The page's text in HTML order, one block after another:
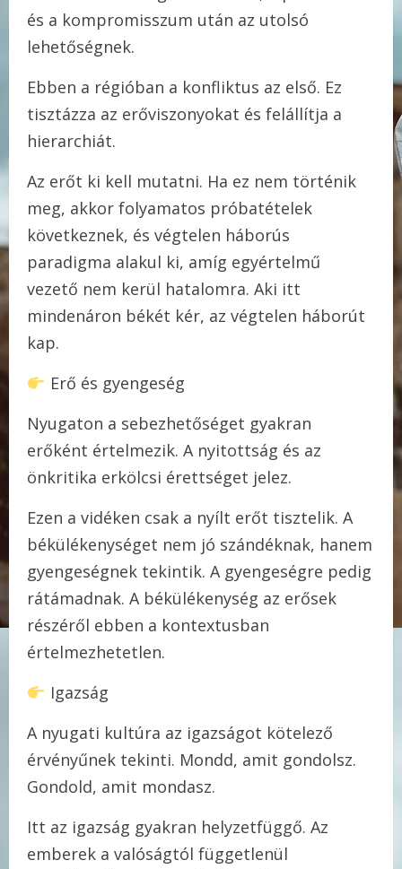
és a kompromisszum után az utolsó
lehetőségnek.
Ebben a régióban a konfliktus az első. Ez
tisztázza az erőviszonyokat és felállítja a
hierarchiát.
Az erőt ki kell mutatni. Ha ez nem történik
meg, akkor folyamatos próbatételek
következnek, és végtelen háborús
paradigma alakul ki, amíg egyértelmű
vezető nem kerül hatalomra. Aki itt
mindenáron békét kér, az végtelen háborút
kap.
Erő és gyengeség
Nyugaton a sebezhetőséget gyakran
erőként értelmezik. A nyitottság és az
önkritika erkölcsi érettséget jelez.
Ezen a vidéken csak a nyílt erőt tisztelik. A
békülékenységet nem jó szándéknak, hanem
gyengeségnek tekintik. A gyengeségre pedig
rátámadnak. A békülékenység az erősek
részéről ebben a kontextusban
értelmezhetetlen.
Igazság
A nyugati kultúra az igazságot kötelező
érvényűnek tekinti. Mondd, amit gondolsz.
Gondold, amit mondasz.
Itt az igazság gyakran helyzetfüggő. Az
emberek a valóságtól függetlenül